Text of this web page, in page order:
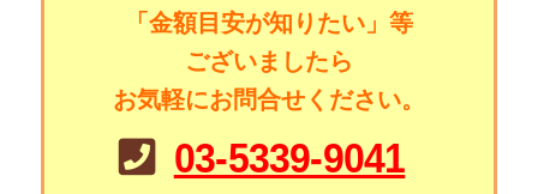
「金額目安が知りたい」等
ございましたら
お気軽にお問合せください。
03-5339-9041